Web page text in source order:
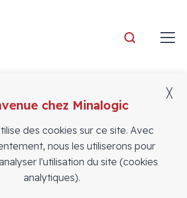
ADHÉRENTS
chez Minalogic
des cookies sur ce site. Avec
nous les utiliserons pour
l'utilisation du site (cookies
analytiques).
╳